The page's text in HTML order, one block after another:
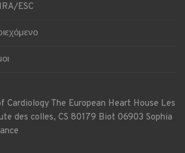
ESC
Cardiology The European Heart House Les
des colles, CS 80179 Biot 06903 Sophia